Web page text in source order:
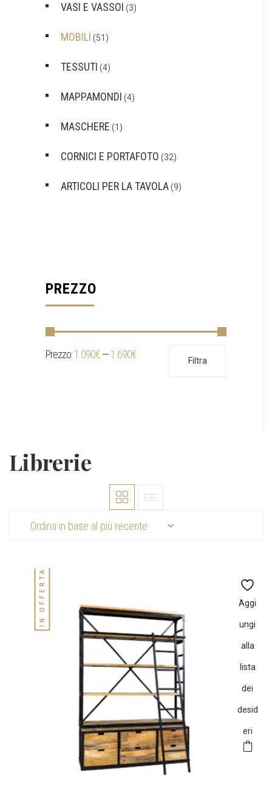
VASI E VASSOI (3)
MOBILI (51)
TESSUTI (4)
MAPPAMONDI (4)
MASCHERE (1)
CORNICI E PORTAFOTO (32)
ARTICOLI PER LA TAVOLA(9)
PREZZO
Prezzo
Prezzo
Filtra
Prezzo:1.090€—1.690€
Librerie
IN OFFERTA! Aggi
ungi
alla
lista
dei
desid
eri